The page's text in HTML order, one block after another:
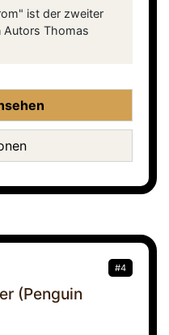
ist der zweiter
Autors Thomas
#4
(Penguin